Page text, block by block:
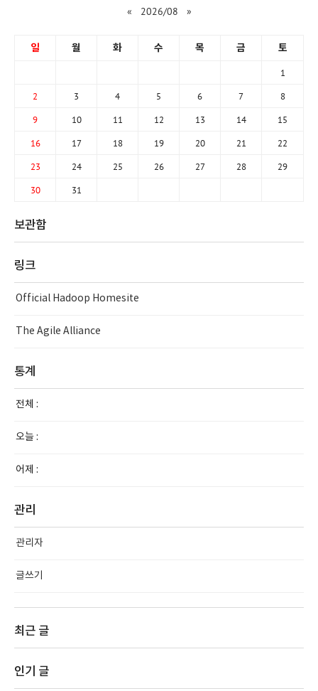
« 2026/08 »
일 월 화 수 목 금 토
1
2 3 4 5 6 7 8
9 10 11 12 13 14 15
16 17 18 19 20 21 22
23 24 25 26 27 28 29
30 31
보관함
링크
Official Hadoop Homesite
The Agile Alliance
통계
전체 :
오늘 :
어제 :
관리
관리자
글쓰기
최근 글
인기 글